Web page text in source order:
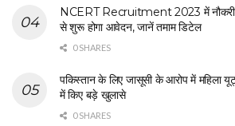
NCERT Recruitment 2023 में नौकरी
से शुरू होगा आवेदन, जानें तमाम डिटेल
0 SHARES
पकिस्तान के लिए जासूसी के आरोप में महिला
में किए बड़े खुलासे
0 SHARES